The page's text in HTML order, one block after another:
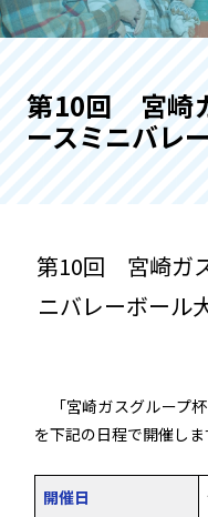
第10回 宮崎
ースミニバレ
第10回 宮崎ガ
ニバレーボー
「宮崎ガスグループ杯
を下記の日程で開催
開催日